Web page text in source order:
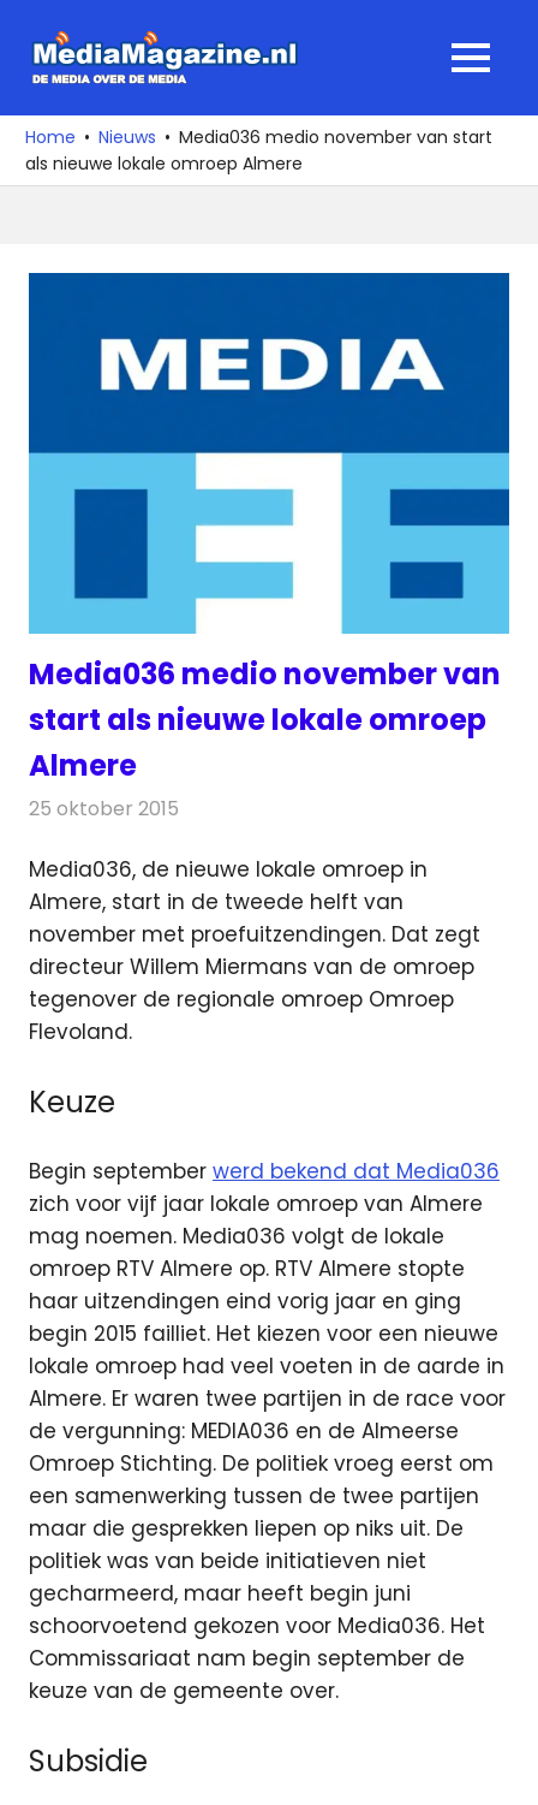
naar
media
over
de
MENU
Home Nieuws
Media036 medio november van start
als nieuwe lokale omroep Almere
Media036 medio november van
start als nieuwe lokale omroep
Almere
25 oktober 2015
Media036, de nieuwe lokale omroep in
Almere, start in de tweede helft van
november met proefuitzendingen. Dat zegt
directeur Willem Miermans van de omroep
tegenover de regionale omroep Omroep
Flevoland.
Keuze
Begin september werd bekend dat Media036
zich voor vijf jaar lokale omroep van Almere
mag noemen. Media036 volgt de lokale
omroep RTV Almere op. RTV Almere stopte
haar uitzendingen eind vorig jaar en ging
begin 2015 failliet. Het kiezen voor een nieuwe
lokale omroep had veel voeten in de aarde in
Almere. Er waren twee partijen in de race voor
de vergunning: MEDIA036 en de Almeerse
Omroep Stichting. De politiek vroeg eerst om
een samenwerking tussen de twee partijen
maar die gesprekken liepen op niks uit. De
politiek was van beide initiatieven niet
gecharmeerd, maar heeft begin juni
schoorvoetend gekozen voor Media036. Het
Commissariaat nam begin september de
keuze van de gemeente over.
Subsidie